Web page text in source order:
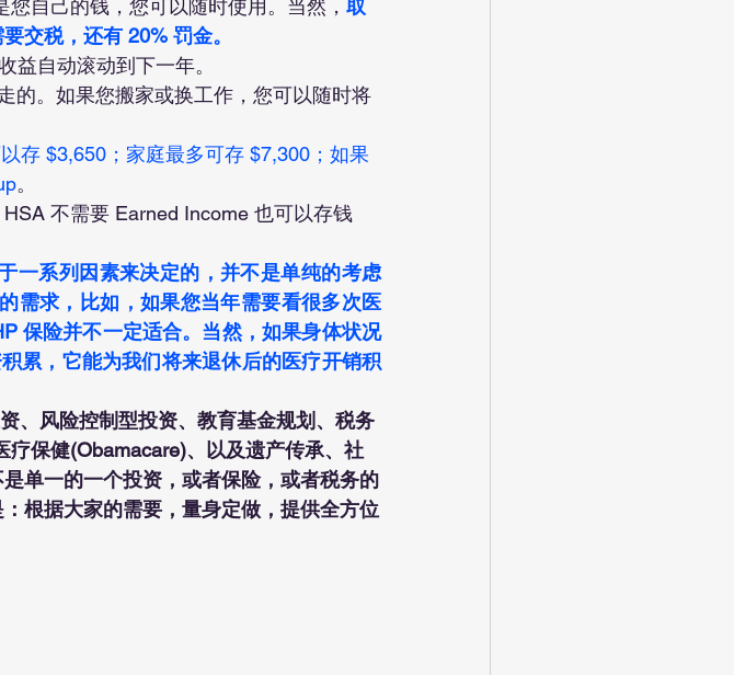
自己的钱，您可以随时使用。当然， 取
交税，还有 20% 罚金。
益自动滚动到下一年。
的。如果您搬家或换工作，您可以随时将
存 $3,650；家庭最多可存 $7,300；如果
。
不需要 Earned Income 也可以存钱
一系列因素来决定的，并不是单纯的考虑
需求，比如，如果您当年需要看很多次医
保险并不一定适合。当然，如果身体状况
累，它能为我们将来退休后的医疗开销积
、风险控制型投资、教育基金规划、税务
保健(Obamacare)、以及遗产传承、社
单一的一个投资，或者保险，或者税务的
根据大家的需要，量身定做，提供全方位